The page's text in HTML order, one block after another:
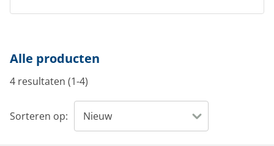
Alle producten
4 resultaten (1-4)
Sorteren op: